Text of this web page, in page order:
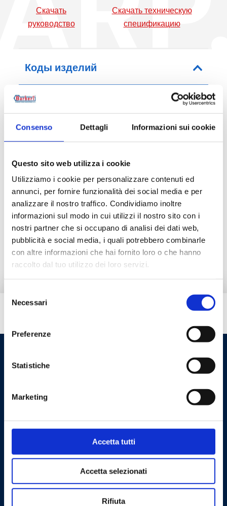
Consenso Dettagli Informazioni sui cookie
Questo sito web utilizza i cookie
Utilizziamo i cookie per personalizzare contenuti ed
annunci, per fornire funzionalità dei social media e per
analizzare il nostro traffico. Condividiamo inoltre
informazioni sul modo in cui utilizzi il nostro sito con i
nostri partner che si occupano di analisi dei dati web,
pubblicità e social media, i quali potrebbero combinarle
con altre informazioni che hai fornito loro o che hanno
raccolto dal tuo utilizzo dei loro servizi.
delNecessari
Preferenze
Statistiche
Marketing
Accetta tutti
Accetta selezionati
Rifiuta
Скачать
руководство
Скачать техническую
спецификацию
Коды изделий
Описание
Документация
Cookie Policy Privacy Policy
Связаться с нами
Barberi Rubinetterie Industriali S.r.l. a socio unico